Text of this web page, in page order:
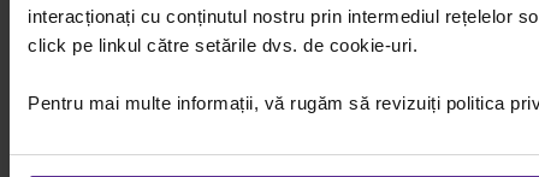
interacționați cu conținutul nostru prin intermediul rețelelor
click pe linkul către setările dvs. de cookie-uri.
Pentru mai multe informații, vă rugăm să revizuiți politica